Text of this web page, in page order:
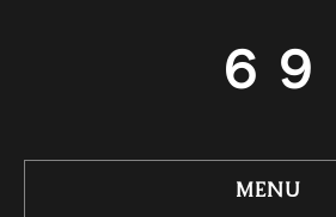
６９
MENU